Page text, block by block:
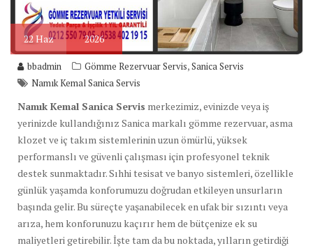
22 Haz 2026
bbadmin Gömme Rezervuar Servis,Sanica Servis
Namık Kemal Sanica Servis
Namık Kemal Sanica Servis merkezimiz, evinizde veya iş
yerinizde kullandığınız Sanica markalı gömme rezervuar, asma
klozet ve iç takım sistemlerinin uzun ömürlü, yüksek
performanslı ve güvenli çalışması için profesyonel teknik
destek sunmaktadır. Sıhhi tesisat ve banyo sistemleri, özellikle
günlük yaşamda konforumuzu doğrudan etkileyen unsurların
başında gelir. Bu süreçte yaşanabilecek en ufak bir sızıntı veya
arıza, hem konforunuzu kaçırır hem de bütçenize ek su
maliyetleri getirebilir. İşte tam da bu noktada, yılların getirdiği